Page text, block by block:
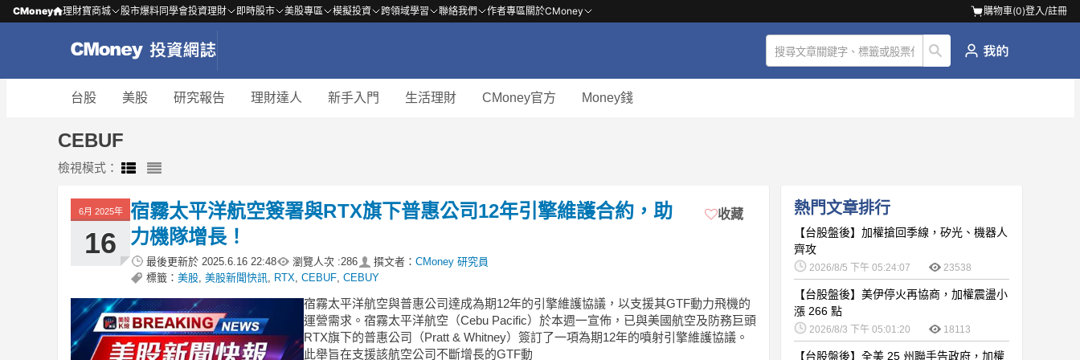
CMoney 理財寶商城 股市爆料同學會投資理財 即時股市 美股專區 模擬投資 跨領域學習 聯絡我們 作者專區關於CMoney 購物車(0)登入/註冊
台股 美股 研究報告 理財達人 新手入門 生活理財 CMoney官方 Money錢
CEBUF
檢視模式：
6月 2025年
16
宿霧太平洋航空簽署與RTX旗下普惠公司12年引擎維護合約，助
力機隊增長！
最後更新於 2025.6.16 22:48 瀏覽人次 :286 撰文者： CMoney 研究員
標籤： 美股 美股新聞快訊 RTX CEBUF CEBUY
收藏
宿霧太平洋航空與普惠公司達成為期12年的引擎維護協議，以支援其GTF動力飛機的
運營需求。宿霧太平洋航空（Cebu Pacific）於本週一宣佈，已與美國航空及防務巨頭
RTX旗下的普惠公司（Pratt & Whitney）簽訂了一項為期12年的噴射引擎維護協議。
此舉旨在支援該航空公司不斷增長的GTF動
熱門文章排行
【台股盤後】加權搶回季線，矽光、機器人
齊攻
2026/8/5 下午 05:24:07 23538
【台股盤後】美伊停火再協商，加權震盪小
漲 266 點
2026/8/3 下午 05:01:20 18113
【台股盤後】全美 25 州聯手告政府，加權